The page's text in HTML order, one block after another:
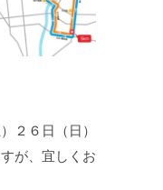
２６日（日）
が、宜しくお